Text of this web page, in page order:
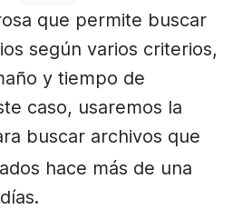
que permite buscar
según varios criterios,
y tiempo de
caso, usaremos la
buscar archivos que
hace más de una